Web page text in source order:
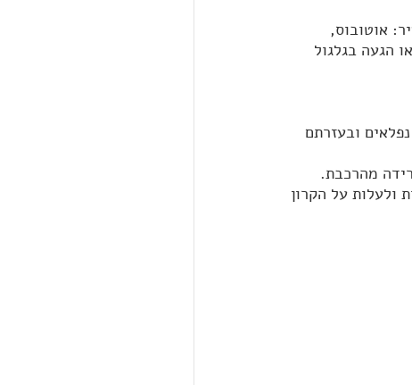
אוטובוס,
הגעה בגלגול
ובעזרתם
מהרכבת.
ולעלות על הקרון